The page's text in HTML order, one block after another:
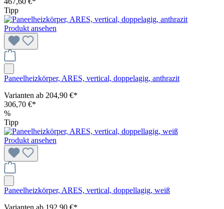
Tipp
Produkt ansehen
Paneelheizkörper, ARES, vertical, doppelagig, anthrazit
Varianten ab 204,90 €*
306,70 €*
%
Tipp
Produkt ansehen
Paneelheizkörper, ARES, vertical, doppellagig, weiß
Varianten ab 192,90 €*